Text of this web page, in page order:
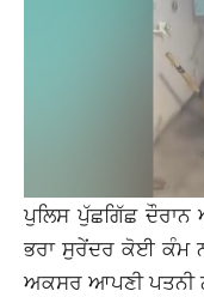
ਪੁਲਿਸ ਪੁੱਛਗਿੱਛ ਦੌਰਾਨ
ਭਰਾ ਸੁਰੇਂਦਰ ਕੋਈ ਕੰਮ
ਅਕਸਰ ਆਪਣੀ ਪਤਨੀ